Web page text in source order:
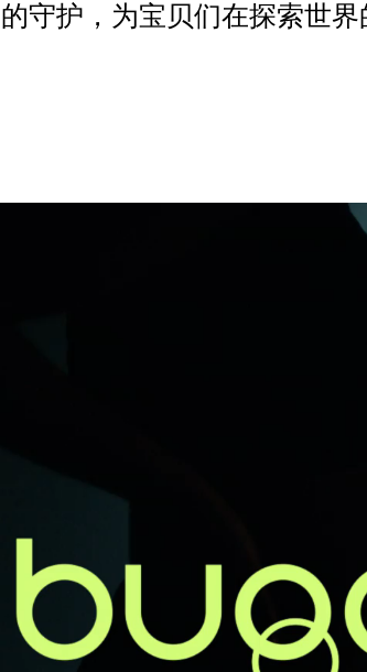
守护，为宝贝们在探索世